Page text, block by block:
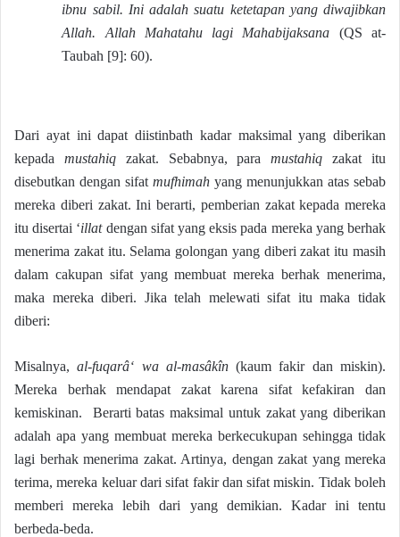
ibnu sabil. Ini adalah suatu ketetapan yang diwajibkan
Allah. Allah Mahatahu lagi Mahabijaksana (QS at-
Taubah [9]: 60).
Dari ayat ini dapat diistinbath kadar maksimal yang diberikan
kepada mustahiqzakat. Sebabnya, paramustahiq zakat itu
disebutkan dengan sifat mufhimah yang menunjukkan atas sebab
mereka diberi zakat. Ini berarti, pemberian zakat kepada mereka
itu disertai ‘illatdengan sifat yang eksis pada mereka yang berhak
menerima zakat itu. Selama golongan yang diberi zakat itu masih
dalam cakupan sifat yang membuat mereka berhak menerima,
maka mereka diberi. Jika telah melewati sifat itu maka tidak
diberi:
Misalnya,al-fuqarâ‘ wa al-masâkîn(kaum fakir dan miskin).
Mereka berhak mendapat zakat karena sifat kefakiran dan
kemiskinan. Berarti batas maksimal untuk zakat yang diberikan
adalah apa yang membuat mereka berkecukupan sehingga tidak
lagi berhak menerima zakat. Artinya, dengan zakat yang mereka
terima, mereka keluar dari sifat fakir dan sifat miskin. Tidak boleh
memberi mereka lebih dari yang demikian. Kadar ini tentu
berbeda-beda.